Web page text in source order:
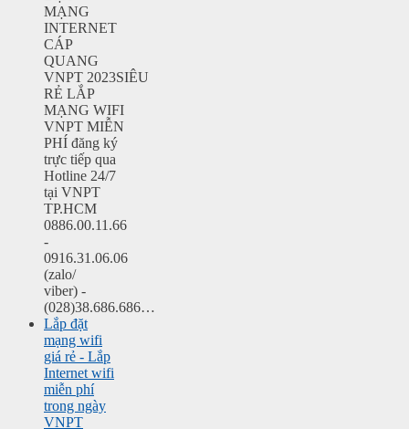
MẠNG
INTERNET
CÁP
QUANG
VNPT 2023SIÊU
RẺ LẮP
MẠNG WIFI
VNPT MIỄN
PHÍ đăng ký
trực tiếp qua
Hotline 24/7
tại VNPT
TP.HCM
0886.00.11.66
-
0916.31.06.06
(zalo/
viber) -
(028)38.686.686…
Lắp đặt
mạng wifi
giá rẻ - Lắp
Internet wifi
miễn phí
trong ngày
VNPT